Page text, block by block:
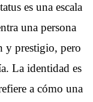
es una escala
una persona
y prestigio, pero
La identidad es
a cómo una